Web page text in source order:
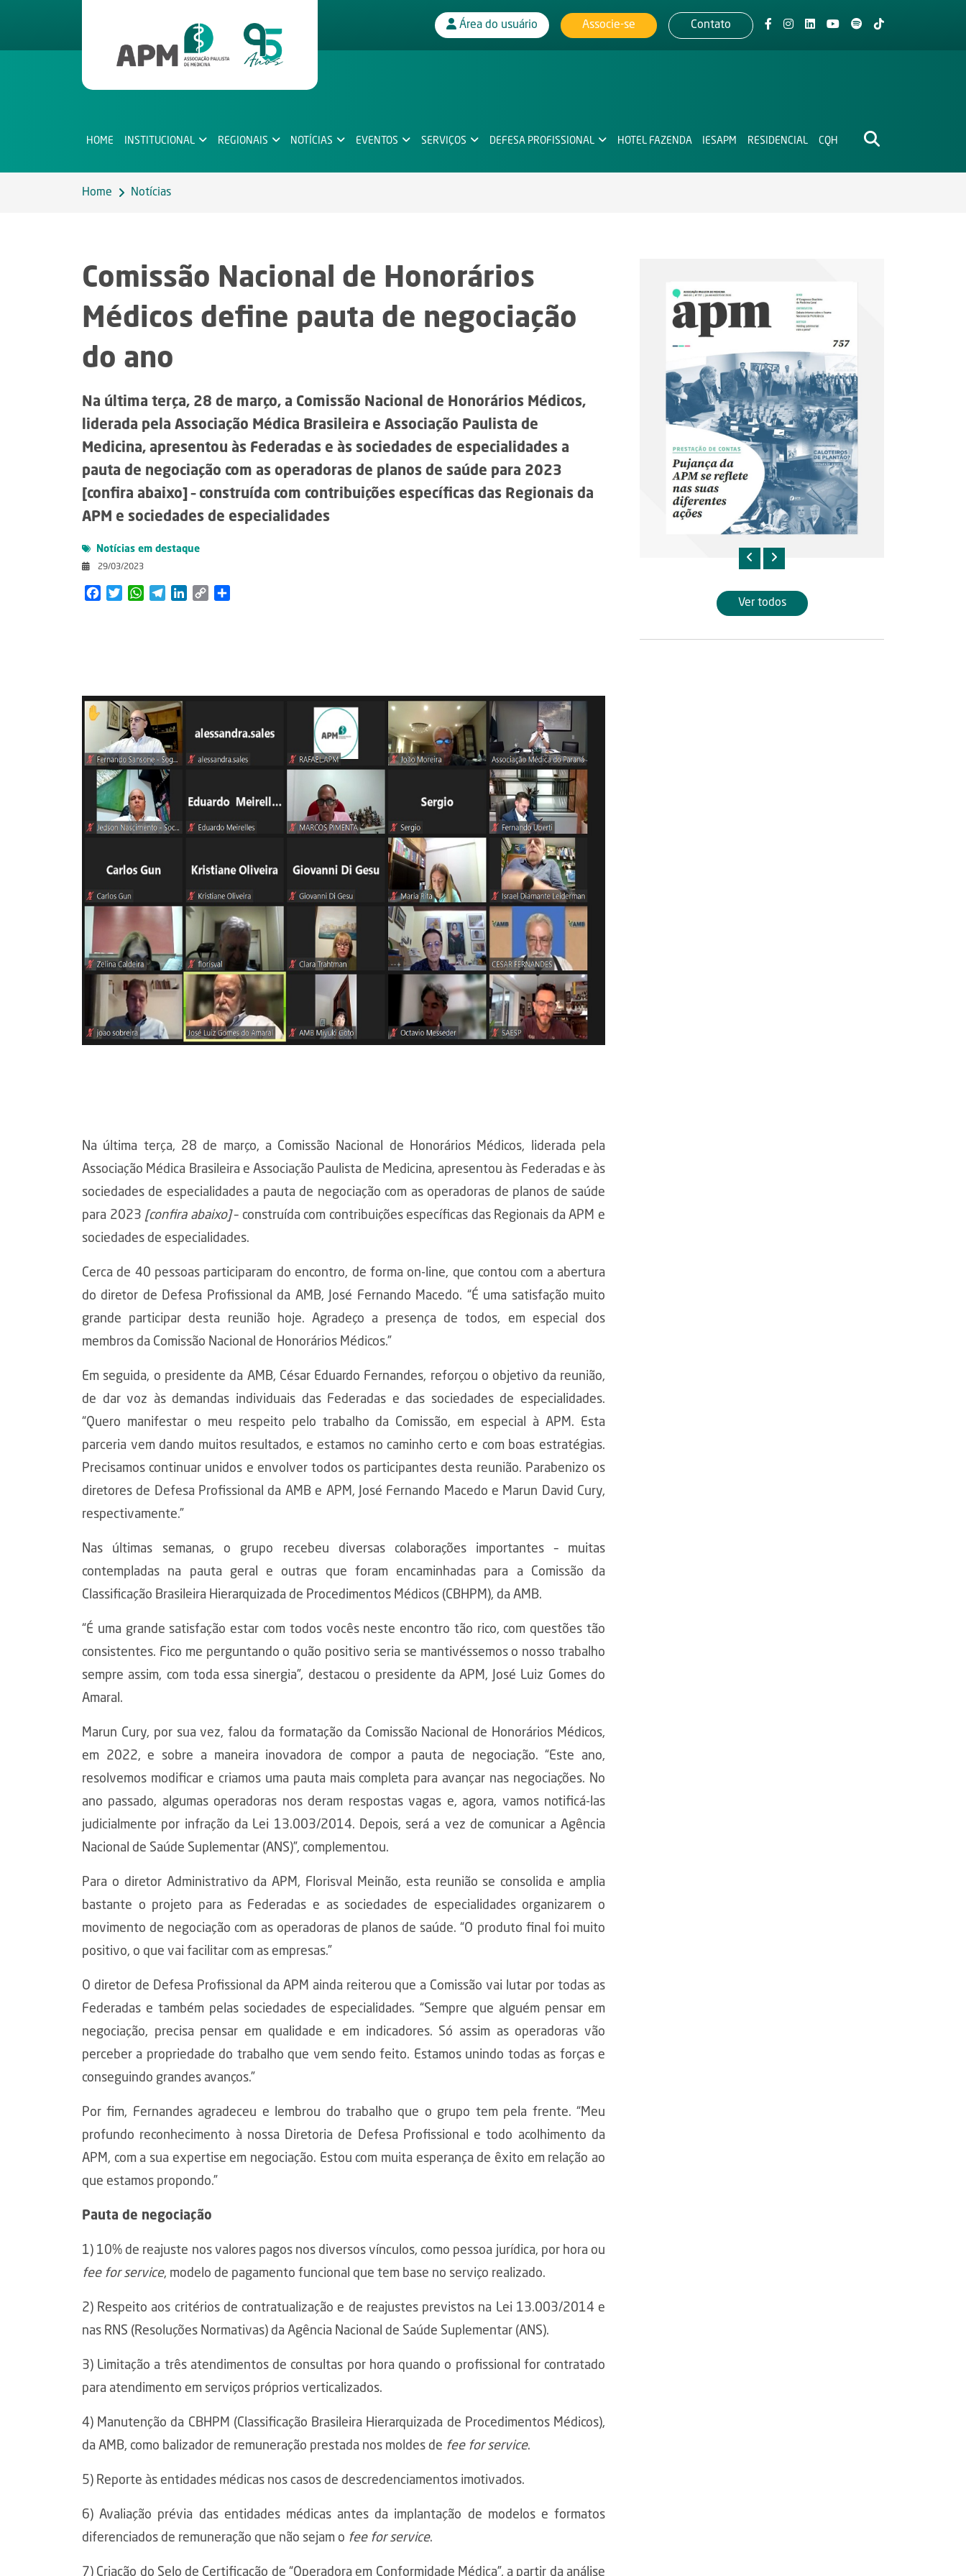
Área do usuário Associe-se Contato
HOME INSTITUCIONAL REGIONAIS NOTÍCIAS EVENTOS SERVIÇOS DEFESA PROFISSIONAL HOTEL FAZENDA IESAPM RESIDENCIAL CQH
Home Notícias
Comissão Nacional de Honorários
Médicos define pauta de negociação
do ano
Na última terça, 28 de março, a Comissão Nacional de Honorários Médicos,
liderada pela Associação Médica Brasileira e Associação Paulista de
Medicina, apresentou às Federadas e às sociedades de especialidades a
pauta de negociação com as operadoras de planos de saúde para 2023
[confira abaixo] – construída com contribuições específicas das Regionais da
APM e sociedades de especialidades
Notícias em destaque
29/03/2023
FacebookTwitterWhatsAppTelegramLinkedIn
Copy
Na última terça, 28 de março, a Comissão Nacional de Honorários Médicos, liderada pela
Associação Médica Brasileira e Associação Paulista de Medicina, apresentou às Federadas e às
sociedades de especialidades a pauta de negociação com as operadoras de planos de saúde
para 2023 [confira abaixo]– construída com contribuições específicas das Regionais da APM e
sociedades de especialidades.
Cerca de 40 pessoas participaram do encontro, de forma on-line, que contou com a abertura
do diretor de Defesa Profissional da AMB, José Fernando Macedo. “É uma satisfação muito
grande participar desta reunião hoje. Agradeço a presença de todos, em especial dos
membros da Comissão Nacional de Honorários Médicos.”
Em seguida, o presidente da AMB, César Eduardo Fernandes, reforçou o objetivo da reunião,
de dar voz às demandas individuais das Federadas e das sociedades de especialidades.
“Quero manifestar o meu respeito pelo trabalho da Comissão, em especial à APM. Esta
parceria vem dando muitos resultados, e estamos no caminho certo e com boas estratégias.
Precisamos continuar unidos e envolver todos os participantes desta reunião. Parabenizo os
diretores de Defesa Profissional da AMB e APM, José Fernando Macedo e Marun David Cury,
respectivamente.”
Nas últimas semanas, o grupo recebeu diversas colaborações importantes – muitas
contempladas na pauta geral e outras que foram encaminhadas para a Comissão da
Classificação Brasileira Hierarquizada de Procedimentos Médicos (CBHPM), da AMB.
“É uma grande satisfação estar com todos vocês neste encontro tão rico, com questões tão
consistentes. Fico me perguntando o quão positivo seria se mantivéssemos o nosso trabalho
sempre assim, com toda essa sinergia”, destacou o presidente da APM, José Luiz Gomes do
Amaral.
Marun Cury, por sua vez, falou da formatação da Comissão Nacional de Honorários Médicos,
em 2022, e sobre a maneira inovadora de compor a pauta de negociação. “Este ano,
resolvemos modificar e criamos uma pauta mais completa para avançar nas negociações. No
ano passado, algumas operadoras nos deram respostas vagas e, agora, vamos notificá-las
judicialmente por infração da Lei 13.003/2014. Depois, será a vez de comunicar a Agência
Nacional de Saúde Suplementar (ANS)”, complementou.
Para o diretor Administrativo da APM, Florisval Meinão, esta reunião se consolida e amplia
bastante o projeto para as Federadas e as sociedades de especialidades organizarem o
movimento de negociação com as operadoras de planos de saúde. “O produto final foi muito
positivo, o que vai facilitar com as empresas.”
O diretor de Defesa Profissional da APM ainda reiterou que a Comissão vai lutar por todas as
Federadas e também pelas sociedades de especialidades. “Sempre que alguém pensar em
negociação, precisa pensar em qualidade e em indicadores. Só assim as operadoras vão
perceber a propriedade do trabalho que vem sendo feito. Estamos unindo todas as forças e
conseguindo grandes avanços.”
Por fim, Fernandes agradeceu e lembrou do trabalho que o grupo tem pela frente. “Meu
profundo reconhecimento à nossa Diretoria de Defesa Profissional e todo acolhimento da
APM, com a sua expertise em negociação. Estou com muita esperança de êxito em relação ao
que estamos propondo.”
Pauta de negociação
1) 10% de reajuste nos valores pagos nos diversos vínculos, como pessoa jurídica, por hora ou
fee for service, modelo de pagamento funcional que tem base no serviço realizado.
2) Respeito aos critérios de contratualização e de reajustes previstos na Lei 13.003/2014 e
nas RNS (Resoluções Normativas) da Agência Nacional de Saúde Suplementar (ANS).
3) Limitação a três atendimentos de consultas por hora quando o profissional for contratado
para atendimento em serviços próprios verticalizados.
4) Manutenção da CBHPM (Classificação Brasileira Hierarquizada de Procedimentos Médicos),
da AMB, como balizador de remuneração prestada nos moldes de fee for service.
5) Reporte às entidades médicas nos casos de descredenciamentos imotivados.
6) Avaliação prévia das entidades médicas antes da implantação de modelos e formatos
diferenciados de remuneração que não sejam o fee for service.
7) Criação do Selo de Certificação de “Operadora em Conformidade Médica”, a partir da análise
Ver todos